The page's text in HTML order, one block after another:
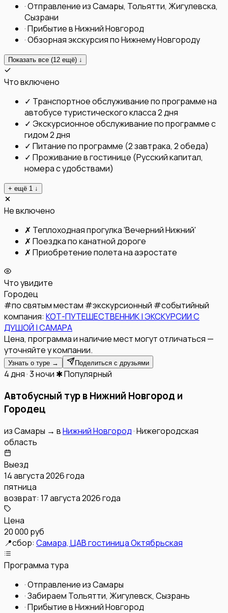
·Отправление из Самары, Тольятти, Жигулевска,
Сызрани
·Прибытие в Нижний Новгород
·Обзорная экскурсия по Нижнему Новгороду
Показать все (12 ещё) ↓
Что включено
✓ Транспортное обслуживание по программе на
автобусе туристического класса 2 дня
✓ Экскурсионное обслуживание по программе с
гидом 2 дня
✓ Питание по программе (2 завтрака, 2 обеда)
✓ Проживание в гостинице (Русский капитал,
номера с удобствами)
+ ещё 1 ↓
Не включено
✗ Теплоходная прогулка 'Вечерний Нижний'
✗ Поездка по канатной дороге
✗ Приобретение полета на аэростате
Что увидите
Городец
#по святым местам #экскурсионный #событийный
компания: КОТ-ПУТЕШЕСТВЕННИК | ЭКСКУРСИИ С
ДУШОЙ | САМАРА
Цена, программа и наличие мест могут отличаться —
уточняйте у компании.
Узнать о туре → Поделиться с друзьями
4 дня · 3 ночи ✱ Популярный
Автобусный тур в Нижний Новгород и
Городец
изСамары → вНижний Новгород·Нижегородская
область
Выезд
14 августа 2026 года
пятница
возврат: 17 августа 2026 года
Цена
20 000 руб
📍сбор: Самара, ЦАВ гостиница Октябрьская
Программа тура
·Отправление из Самары
·Забираем Тольятти, Жигулевск, Сызрань
·Прибытие в Нижний Новгород